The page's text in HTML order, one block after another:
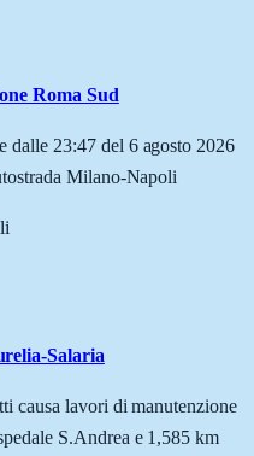
Roma Sud
dalle 23:47 del 6 agosto 2026
Milano-Napoli
Salaria
causa lavori di manutenzione
S.Andrea e 1,585 km